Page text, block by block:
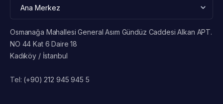
Osmanağa Mahallesi General Asım Gündüz Caddesi Alkan APT.
NO 44 Kat 6 Daire 18
Kadıköy / İstanbul
Tel: (+90) 212 945 945 5